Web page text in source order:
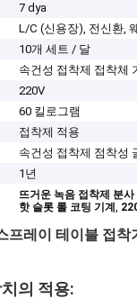
7 dya
L/C (신용장), 전신환,
10개 세트 / 달
속건성 접착제 접착체
220V
60 킬로그램
접착제 적용
속건성 접착제 점착성
1년
뜨거운 녹음 접착제 분사
핫 슬롯 롤 코팅 기계,
프레이 테이블 접착
의 적용: